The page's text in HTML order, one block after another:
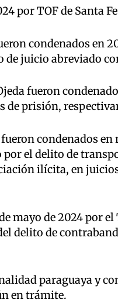
por TOF de Santa
condenados en
de juicio abreviado
fueron
de prisión,
condenados en
el delito de
ilícita, en
mayo de 2024 por el
delito de
paraguaya y
en trámite.